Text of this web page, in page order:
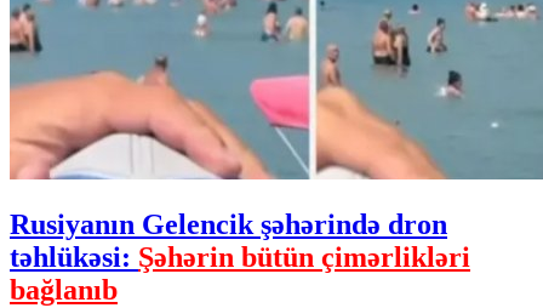
Rusiyanın Gelencik şəhərində dron
təhlükəsi: Şəhərin bütün çimərlikləri
bağlanıb